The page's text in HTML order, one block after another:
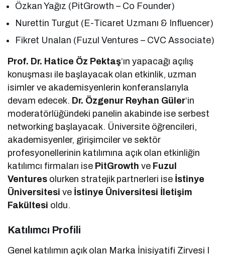
Özkan Yağız (PitGrowth – Co Founder)
Nurettin Turgut (E-Ticaret Uzmanı & Influencer)
Fikret Unalan (Fuzul Ventures – CVC Associate)
Prof. Dr. Hatice Öz Pektaş‘ın yapacağı açılış
konuşması ile başlayacak olan etkinlik, uzman
isimler ve akademisyenlerin konferanslarıyla
devam edecek. Dr. Özgenur Reyhan Güler‘in
moderatörlüğündeki panelin akabinde ise serbest
networking başlayacak. Üniversite öğrencileri,
akademisyenler, girişimciler ve sektör
profesyonellerinin katılımına açık olan etkinliğin
katılımcı firmaları ise PitGrowth ve Fuzul
Ventures olurken stratejik partnerleri ise İstinye
Üniversitesive İstinye Üniversitesi İletişim
Fakültesi oldu.
Katılımcı Profili
Genel katılımın açık olan Marka İnisiyatifi Zirvesi I